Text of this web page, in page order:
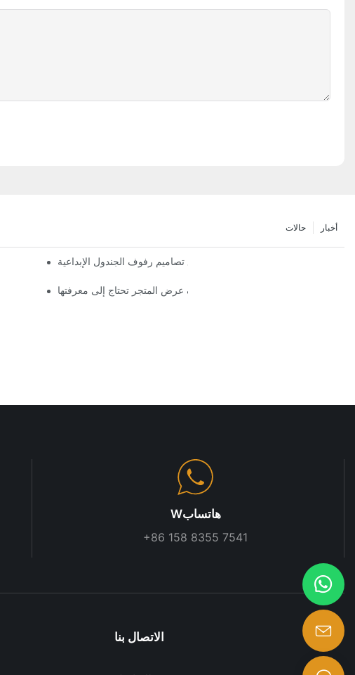
أخبار حالات
تعظيم المساحة الرأسية مع تصاميم رفوف الجندول الإبداعية
اتجاهات رف عرض المتجر تحتاج إلى معرفتها
Wهاتساب
+86 158 8355 7541
الاتصال بنا